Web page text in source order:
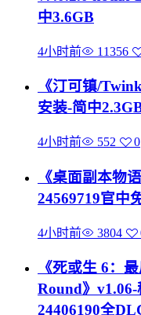
中3.6GB
4小时前 11356
《汀可镇/
安装-简中
4小时前 552 0
《桌面副本物
24569719官中
4小时前 3804
《死或生 6：
Round》
24406190全